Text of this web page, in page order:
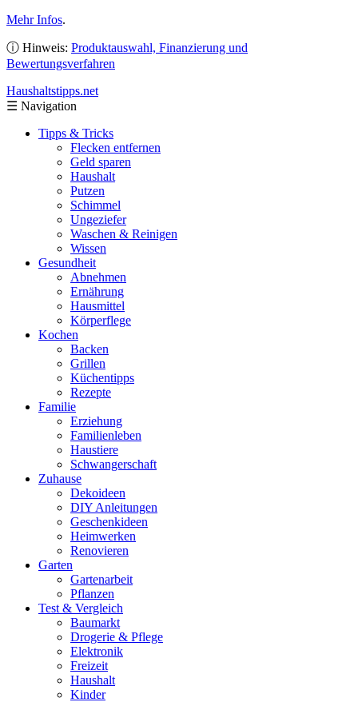
Mehr Infos.
ⓘ Hinweis: Produktauswahl, Finanzierung und
Bewertungsverfahren
Haushaltstipps.net
☰ Navigation
Tipps & Tricks
Flecken entfernen
Geld sparen
Haushalt
Putzen
Schimmel
Ungeziefer
Waschen & Reinigen
Wissen
Gesundheit
Abnehmen
Ernährung
Hausmittel
Körperflege
Kochen
Backen
Grillen
Küchentipps
Rezepte
Familie
Erziehung
Familienleben
Haustiere
Schwangerschaft
Zuhause
Dekoideen
DIY Anleitungen
Geschenkideen
Heimwerken
Renovieren
Garten
Gartenarbeit
Pflanzen
Test & Vergleich
Baumarkt
Drogerie & Pflege
Elektronik
Freizeit
Haushalt
Kinder